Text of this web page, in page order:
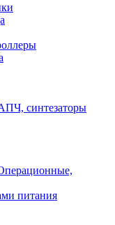
синтезаторы
питания